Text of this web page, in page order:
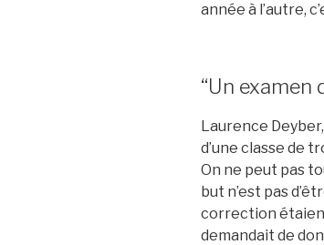
année à l’autre,
“Un examen
Laurence
d’une classe de
On ne peut pas
but n’est pas
correction
demandait de